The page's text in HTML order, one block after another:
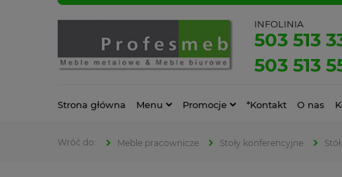
INFOLINIA
503 513
503 513
Strona główna Menu Promocje *Kontakt O nas
Meble pracownicze Stoły konferencyjne